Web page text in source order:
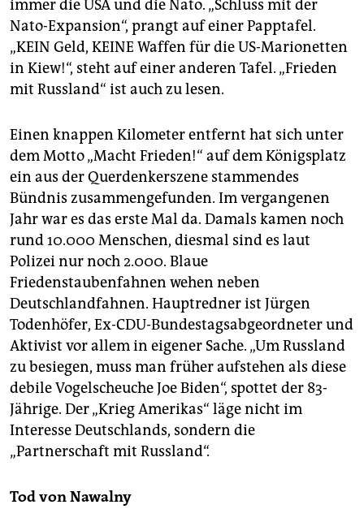
immer die USA und die Nato. „Schluss mit der
Nato-Expansion“, prangt auf einer Papptafel.
„KEIN Geld, KEINE Waffen für die US-Marionetten
in Kiew!“, steht auf einer anderen Tafel. „Frieden
mit Russland“ ist auch zu lesen.
Einen knappen Kilometer entfernt hat sich unter
dem Motto „Macht Frieden!“ auf dem Königsplatz
ein aus der Querdenkerszene stammendes
Bündnis zusammengefunden. Im vergangenen
Jahr war es das erste Mal da. Damals kamen noch
rund 10.000 Menschen, diesmal sind es laut
Polizei nur noch 2.000. Blaue
Friedenstaubenfahnen wehen neben
Deutschlandfahnen. Hauptredner ist Jürgen
Todenhöfer, Ex-CDU-Bundestagsabgeordneter und
Aktivist vor allem in eigener Sache. „Um Russland
zu besiegen, muss man früher aufstehen als diese
debile Vogelscheuche Joe Biden“, spottet der 83-
Jährige. Der „Krieg Amerikas“ läge nicht im
Interesse Deutschlands, sondern die
„Partnerschaft mit Russland“.
Tod von Nawalny